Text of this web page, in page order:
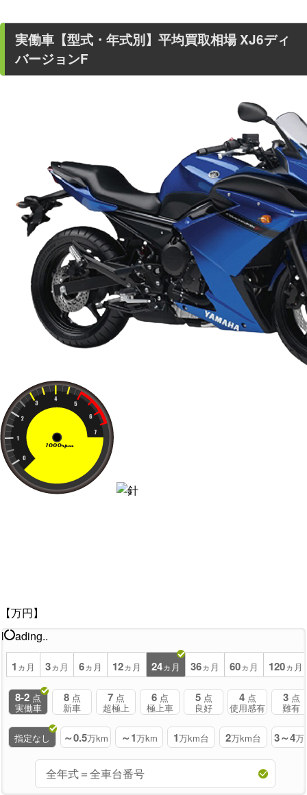
実働車 【型式・年式別】平均買取相場XJ6ディ
バージョンF
【万円】
l
ading..
1 ヵ月 3ヵ月 6ヵ月 12ヵ月 24ヵ月 36ヵ月 60ヵ月 120ヵ月
8-2 点
実働車
8 点
新車
7 点
超極上
6 点
極上車
5 点
良好
4 点
使用感有
3 点
難有
指定なし ～0.5万km ～1万km 1万km台 2万km台 3～4万